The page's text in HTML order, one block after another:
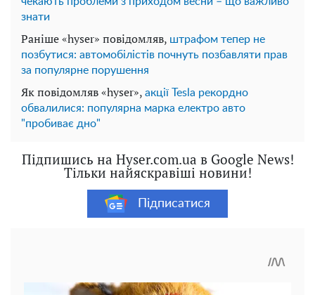
знати
Раніше «hyser» повідомляв, штрафом тепер не
позбутися: автомобілістів почнуть позбавляти прав
за популярне порушення
Як повідомляв «hyser», акції Tesla рекордно
обвалилися: популярна марка електро авто
"пробиває дно"
Підпишись на Hyser.com.ua в Google News!
Тільки найяскравіші новини!
Підписатися